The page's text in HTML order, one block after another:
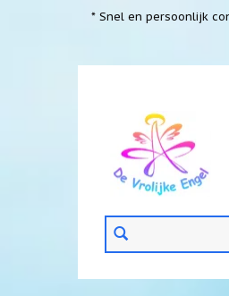
* Snel en persoonlijk